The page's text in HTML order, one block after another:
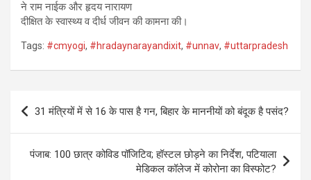
ने राम नाईक और हृदय नारायण
दीक्षित के स्वास्थ्य व दीर्ध जीवन की कामना की।
Tags: #cmyogi, #hradaynarayandixit, #unnav, #uttarpradesh
Post
navigation
31 मंत्रियों में से 16 के पास है गन, बिहार के माननीयों को बंदूक है पसंद?
पंजाब: 100 छात्र कोविड पॉजिटिव; हॉस्टल छोड़ने का निर्देश, पटियाला
मेडिकल कॉलेज में कोरोना का विस्फोट?